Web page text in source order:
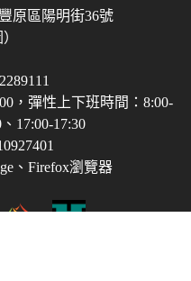
原區陽明街36號
，彈性上下班時間：8:00-
17:00-17:30
、Firefox瀏覽器